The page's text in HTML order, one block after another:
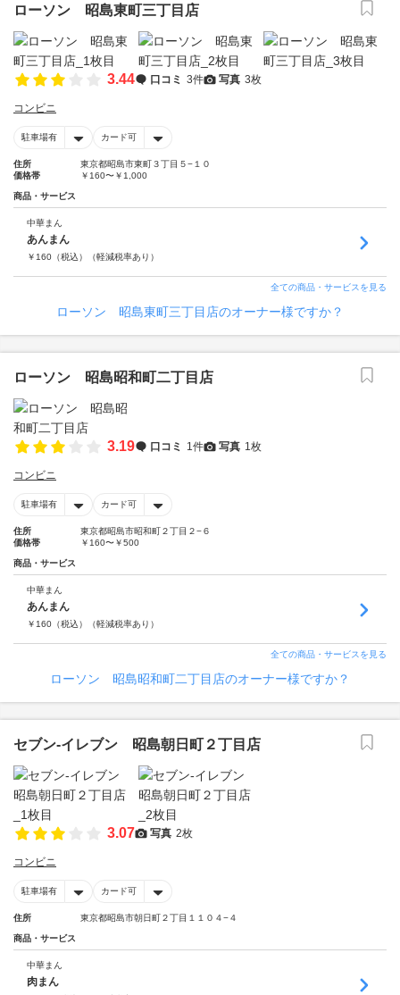
ローソン 昭島東町三丁目店
3.44 口コミ 3件 写真 3枚
コンビニ
駐車場有 カード可
住所
東京都昭島市東町３丁目５−１０
価格帯
￥160〜￥1,000
商品・サービス
中華まん
あんまん
￥ 160 （税込） （軽減税率あり）
全ての商品・サービスを見る
ローソン 昭島東町三丁目店のオーナー様ですか？
ローソン 昭島昭和町二丁目店
3.19 口コミ 1件 写真 1枚
コンビニ
駐車場有 カード可
住所
東京都昭島市昭和町２丁目２−６
価格帯
￥160〜￥500
商品・サービス
中華まん
あんまん
￥ 160 （税込） （軽減税率あり）
全ての商品・サービスを見る
ローソン 昭島昭和町二丁目店のオーナー様ですか？
セブン‐イレブン 昭島朝日町２丁目店
3.07 写真 2枚
コンビニ
駐車場有 カード可
住所 東京都昭島市朝日町２丁目１１０４−４
商品・サービス
中華まん
肉まん